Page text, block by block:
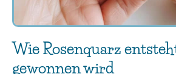
Wie Rosenquarz
gewonnen wird